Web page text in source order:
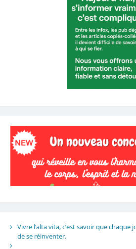
Vivre l’alta vita, c’est savoir que
de se réinventer.